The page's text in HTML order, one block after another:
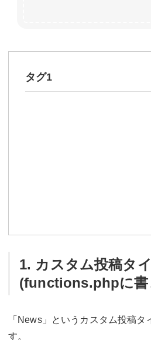
タグ1
1. カスタム投稿タ
(functions.phpに書
「News」というカスタム投稿タ
す。